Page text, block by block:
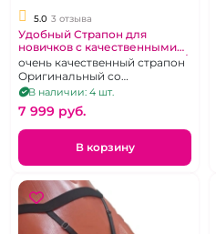
5.0 3 отзыва
Удобный Страпон для
новичков с качественными
трусиками и вибрацией на д/
у "I-Moon" Pretty Beauty
очень качественный страпон
Оригинальный со
стимуляцией клитора и
удобной посадкой.
В наличии: 4 шт.
7 999 pуб.
В корзину